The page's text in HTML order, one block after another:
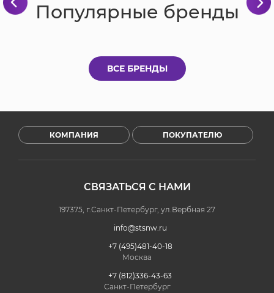
Популярные бренды
ВСЕ БРЕНДЫ
КОМПАНИЯ ПОКУПАТЕЛЮ
СВЯЗАТЬСЯ С НАМИ
197375, г.Санкт-Петербург, ул.Вербная 27
info@stsnw.ru
Москва
+7 (495)481-40-18
Санкт-Петербург
+7 (812)336-43-63